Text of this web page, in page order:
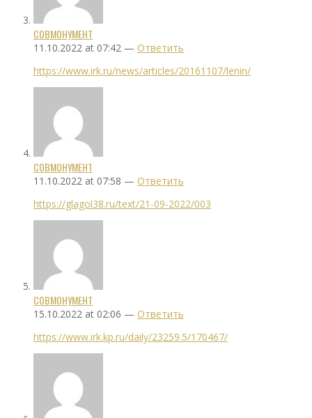
СОВМОНУМЕНТ
11.10.2022 at 07:42 — Ответить
https://www.irk.ru/news/articles/20161107/lenin/
СОВМОНУМЕНТ
11.10.2022 at 07:58 — Ответить
https://glagol38.ru/text/21-09-2022/003
СОВМОНУМЕНТ
15.10.2022 at 02:06 — Ответить
https://www.irk.kp.ru/daily/23259.5/170467/